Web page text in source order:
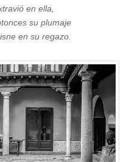
en ella,
su plumaje
en su regazo.